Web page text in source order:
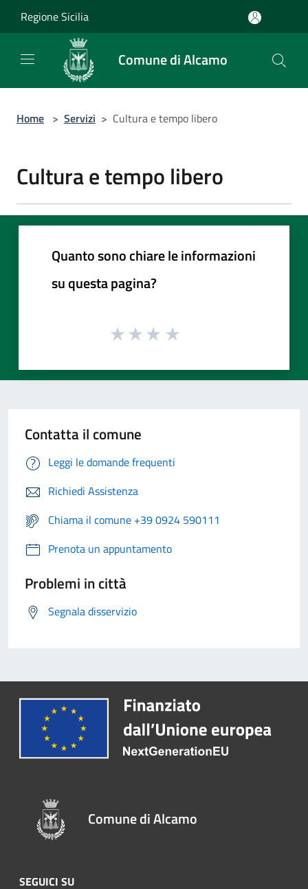
Regione Sicilia
Comune di Alcamo
Home > Servizi > Cultura e tempo libero
Cultura e tempo libero
Quanto sono chiare le informazioni
su questa pagina?
Contatta il comune
Leggi le domande frequenti
Richiedi Assistenza
Chiama il comune +39 0924 590111
Prenota un appuntamento
Problemi in città
Segnala disservizio
Comune di Alcamo
SEGUICI SU